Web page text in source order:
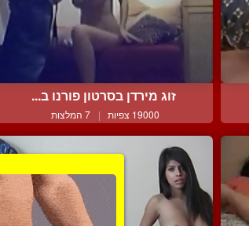
זוג מירדן בסרטון פורנו ב...
19000 צפיות | 7 המלצות